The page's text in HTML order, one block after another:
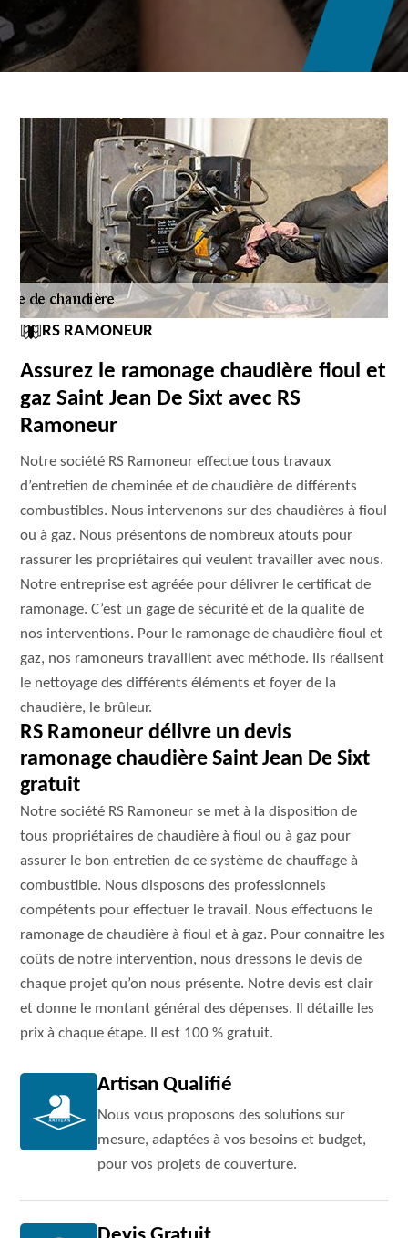
RS RAMONEUR
Assurez le ramonage chaudière fioul et
gaz Saint Jean De Sixt avec RS
Ramoneur
Notre société RS Ramoneur effectue tous travaux
d’entretien de cheminée et de chaudière de différents
combustibles. Nous intervenons sur des chaudières à fioul
ou à gaz. Nous présentons de nombreux atouts pour
rassurer les propriétaires qui veulent travailler avec nous.
Notre entreprise est agréée pour délivrer le certificat de
ramonage. C’est un gage de sécurité et de la qualité de
nos interventions. Pour le ramonage de chaudière fioul et
gaz, nos ramoneurs travaillent avec méthode. Ils réalisent
le nettoyage des différents éléments et foyer de la
chaudière, le brûleur.
RS Ramoneur délivre un devis
ramonage chaudière Saint Jean De Sixt
gratuit
Notre société RS Ramoneur se met à la disposition de
tous propriétaires de chaudière à fioul ou à gaz pour
assurer le bon entretien de ce système de chauffage à
combustible. Nous disposons des professionnels
compétents pour effectuer le travail. Nous effectuons le
ramonage de chaudière à fioul et à gaz. Pour connaitre les
coûts de notre intervention, nous dressons le devis de
chaque projet qu’on nous présente. Notre devis est clair
et donne le montant général des dépenses. Il détaille les
prix à chaque étape. Il est 100 % gratuit.
Artisan Qualifié
Nous vous proposons des solutions sur
mesure, adaptées à vos besoins et budget,
pour vos projets de couverture.